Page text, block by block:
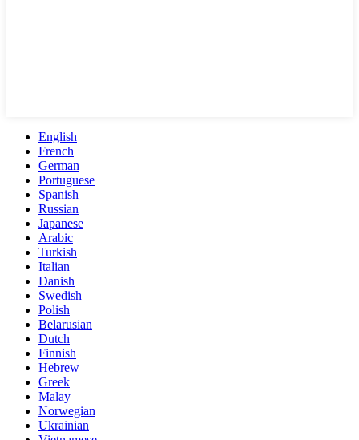
English
French
German
Portuguese
Spanish
Russian
Japanese
Arabic
Turkish
Italian
Danish
Swedish
Polish
Belarusian
Dutch
Finnish
Hebrew
Greek
Malay
Norwegian
Ukrainian